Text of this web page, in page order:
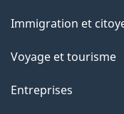
sujets
Immigration et
Voyage et tourisme
Entreprises